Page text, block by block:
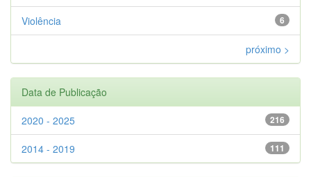
6
Violência
próximo >
Data de Publicação
216
2020 - 2025
111
2014 - 2019